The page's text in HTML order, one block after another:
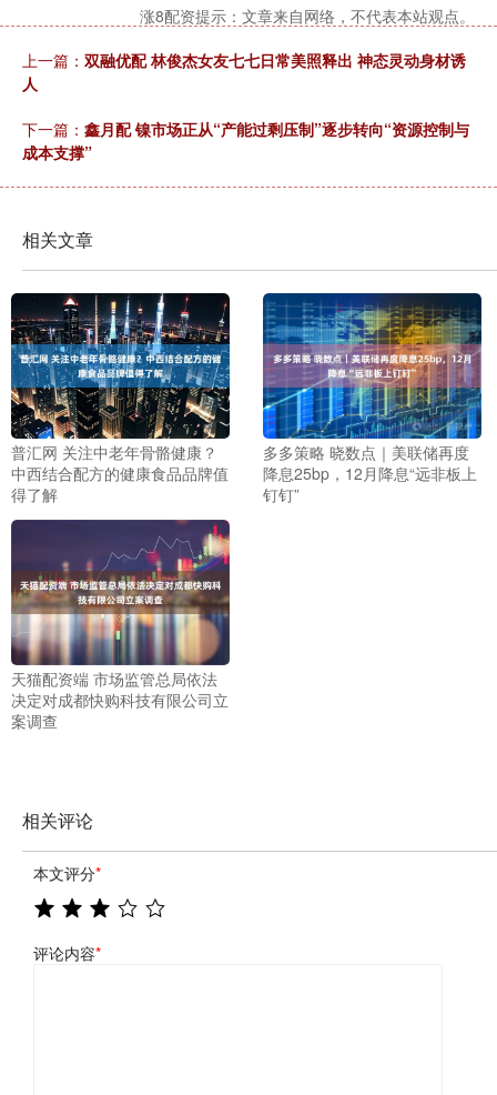
涨8配资提示：文章来自网络，不代表本站观点。
上一篇： 双融优配 林俊杰女友七七日常美照释出 神态灵动身材诱
人
下一篇： 鑫月配 镍市场正从“产能过剩压制”逐步转向“资源控制与
成本支撑”
相关文章
普汇网 关注中老年骨骼健康？
中西结合配方的健康食品品牌值
得了解
多多策略 晓数点｜美联储再度
降息25bp，12月降息“远非板上
钉钉”
天猫配资端 市场监管总局依法
决定对成都快购科技有限公司立
案调查
相关评论
本文评分*
评论内容*